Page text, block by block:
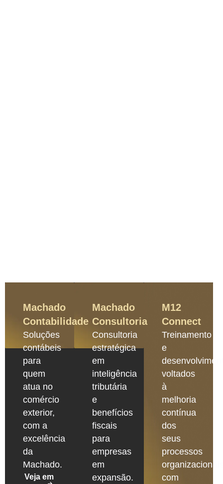
Machado
Contabilidade
Soluções
contábeis
para
quem
atua no
comércio
exterior,
com a
excelência
da
Machado.
Veja em
Machado
Consultoria
Consultoria
estratégica
em
inteligência
tributária
e
benefícios
fiscais
para
empresas
em
expansão.
M12
Connect
Treinamento
e
voltados
à
melhoria
contínua
dos
seus
processos
com